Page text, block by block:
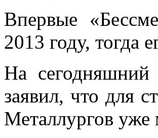
Впервые
2013 году, тогда
На
заявил, что для
Металлургов уже